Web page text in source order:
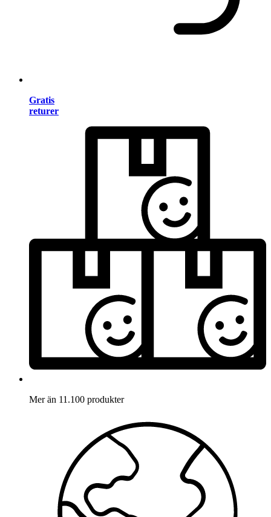
Gratis
returer
Mer än 11.100 produkter